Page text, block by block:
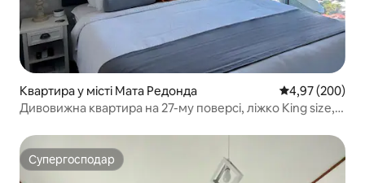
Квартира у місті Мата Редонда Середня
4,97 (200)
Дивовижна квартира на 27-му поверсі, ліжко King size,
Супергосподар
Супергосподар